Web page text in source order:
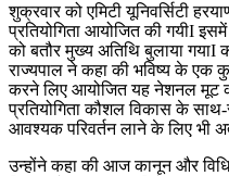
शुक्रवार को एमिटी यूनिवर्सिटी
प्रतियोगिता आयोजित की गयीI
को बतौर मुख्य अतिथि बुलाया गयाI
राज्यपाल ने कहा की भविष्य के एक
करने लिए आयोजित यह नेशनल मूट
प्रतियोगिता कौशल विकास के
आवश्यक परिवर्तन लाने के लिए भी
उन्होंने कहा की आज कानून और